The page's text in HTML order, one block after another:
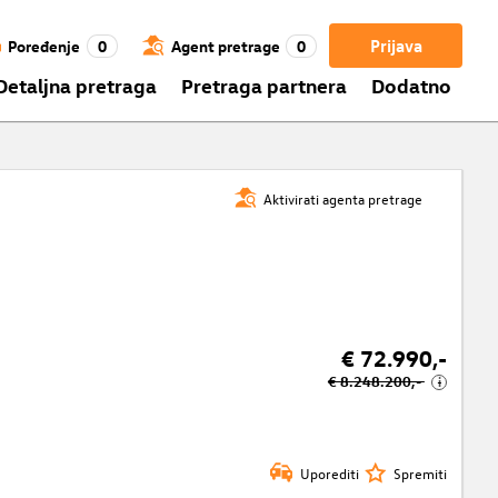
Prijava
Poređenje 0 Agent pretrage 0
pretraga Pretraga partnera Dodatno
Aktivirati agenta pretrage
€ 72.990,-
€ 8.248.200,- i
Uporediti Spremiti